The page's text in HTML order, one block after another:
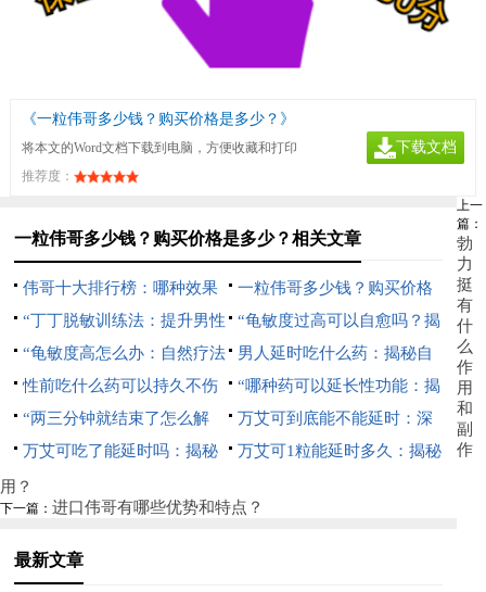
《一粒伟哥多少钱？购买价格是多少？》
将本文的Word文档下载到电脑，方便收藏和打印
推荐度：
下载文档
一粒伟哥多少钱？购买价格是多少？相关文章
伟哥十大排行榜：哪种效果
最好？
一粒伟哥多少钱？购买价格
是多少？
“丁丁脱敏训练法：提升男性
持久力的科学指南”
“龟敏度过高可以自愈吗？揭
秘男性健康常见误区”
“龟敏度高怎么办：自然疗法
与生活方式调整指南”
男人延时吃什么药：揭秘自
然疗法与科学选择
性前吃什么药可以持久不伤
身：自然增强持久力的秘诀
“哪种药可以延长性功能：揭
秘自然疗法与科学选择”
“两三分钟就结束了怎么解
决：提升持久力的有效方法”
万艾可到底能不能延时：深
入解析其效果与正确使用方法
万艾可吃了能延时吗：揭秘
其对性功能的影响
万艾可1粒能延时多久：揭秘
上一
篇：
勃
力
挺
有
什
么
作
用
和
副
作
用？
下一篇： 进口伟哥有哪些优势和特点？
最新文章